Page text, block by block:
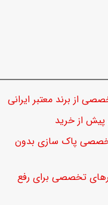
از برند معتبر ایرانی
از خرید
تخصصی پاک سازی بدون
تخصصی برای رفع